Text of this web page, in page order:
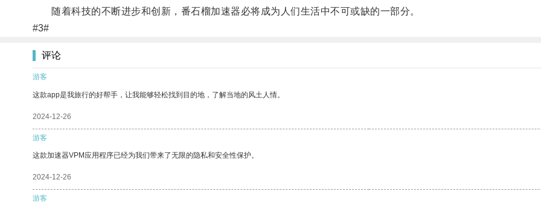
随着科技的不断进步和创新，番石榴加速器必将成为人们生活中不可或缺的一部分。
#3#
评论
游客
这款app是我旅行的好帮手，让我能够轻松找到目的地，了解当地的风土人情。
2024-12-26
游客
这款加速器VPM应用程序已经为我们带来了无限的隐私和安全性保护。
2024-12-26
游客